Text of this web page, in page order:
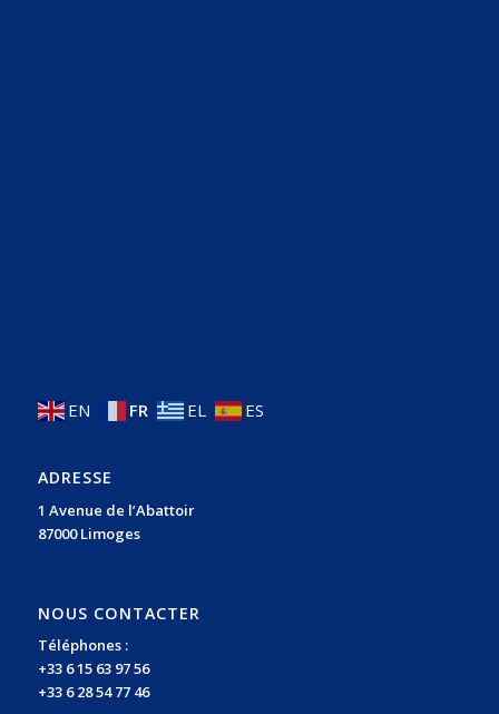
EN FR EL ES
ADRESSE
1 Avenue de l’Abattoir
87000 Limoges
NOUS CONTACTER
Téléphones :
+33 6 15 63 97 56
+33 6 28 54 77 46